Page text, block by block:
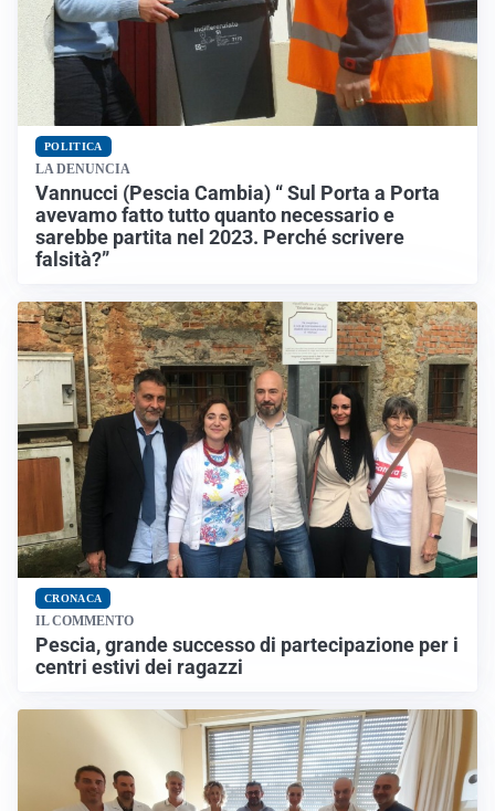
POLITICA
LA DENUNCIA
Vannucci (Pescia Cambia) “ Sul Porta a Porta
avevamo fatto tutto quanto necessario e
sarebbe partita nel 2023. Perché scrivere
falsità?”
CRONACA
IL COMMENTO
Pescia, grande successo di partecipazione per i
centri estivi dei ragazzi